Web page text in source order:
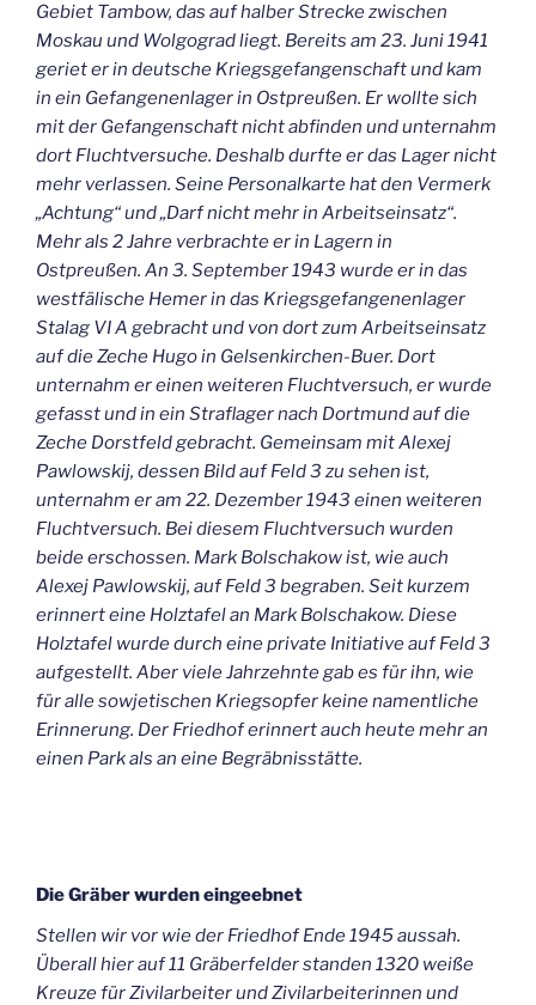
Gebiet Tambow, das auf halber Strecke zwischen
Moskau und Wolgograd liegt. Bereits am 23. Juni 1941
geriet er in deutsche Kriegsgefangenschaft und kam
in ein Gefangenenlager in Ostpreußen. Er wollte sich
mit der Gefangenschaft nicht abfinden und unternahm
dort Fluchtversuche. Deshalb durfte er das Lager nicht
mehr verlassen. Seine Personalkarte hat den Vermerk
„Achtung“ und „Darf nicht mehr in Arbeitseinsatz“.
Mehr als 2 Jahre verbrachte er in Lagern in
Ostpreußen. An 3. September 1943 wurde er in das
westfälische Hemer in das Kriegsgefangenenlager
Stalag VI A gebracht und von dort zum Arbeitseinsatz
auf die Zeche Hugo in Gelsenkirchen-Buer. Dort
unternahm er einen weiteren Fluchtversuch, er wurde
gefasst und in ein Straflager nach Dortmund auf die
Zeche Dorstfeld gebracht. Gemeinsam mit Alexej
Pawlowskij, dessen Bild auf Feld 3 zu sehen ist,
unternahm er am 22. Dezember 1943 einen weiteren
Fluchtversuch. Bei diesem Fluchtversuch wurden
beide erschossen. Mark Bolschakow ist, wie auch
Alexej Pawlowskij, auf Feld 3 begraben. Seit kurzem
erinnert eine Holztafel an Mark Bolschakow. Diese
Holztafel wurde durch eine private Initiative auf Feld 3
aufgestellt. Aber viele Jahrzehnte gab es für ihn, wie
für alle sowjetischen Kriegsopfer keine namentliche
Erinnerung. Der Friedhof erinnert auch heute mehr an
einen Park als an eine Begräbnisstätte.
Die Gräber wurden eingeebnet
Stellen wir vor wie der Friedhof Ende 1945 aussah.
Überall hier auf 11 Gräberfelder standen 1320 weiße
Kreuze für Zivilarbeiter und Zivilarbeiterinnen und